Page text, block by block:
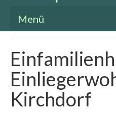
Menü
Referenzen
Über mich
Kontakt
Kirchdorf